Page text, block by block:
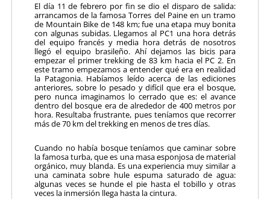
El día 11 de febrero por fin se dio el disparo de salida:
arrancamos de la famosa Torres del Paine en un tramo
de Mountain Bike de 148 km; fue una etapa muy bonita
con algunas subidas. Llegamos al PC1 una hora detrás
del equipo francés y media hora detrás de nosotros
llegó el equipo brasileño. Ahí dejamos las bicis para
empezar el primer trekking de 83 km hacia el PC 2. En
este tramo empezamos a entender qué era en reali­dad
la Patagonia. Habíamos leído acerca de las ediciones
anteriores, sobre lo pesado y difícil que era el bosque,
pero nunca imaginamos lo cerrado que es: el avance
dentro del bosque era de alrededor de 400 metros por
hora. Resulta­ba frustrante, pues teníamos que recorrer
más de 70 km del trekking en menos de tres días.
Cuando no había bosque teníamos que caminar sobre
la famosa turba, que es una masa esponjosa de material
orgánico, muy blanda. Es una experiencia muy similar a
una caminata sobre hule espuma saturado de agua:
algunas veces se hunde el pie hasta el tobillo y otras
veces la inmersión llega hasta la cintura.